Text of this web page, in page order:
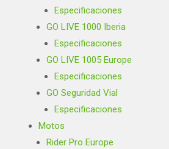
Especificaciones
GO LIVE 1000 Iberia
Especificaciones
GO LIVE 1005 Europe
Especificaciones
GO Seguridad Vial
Especificaciones
Motos
Rider Pro Europe